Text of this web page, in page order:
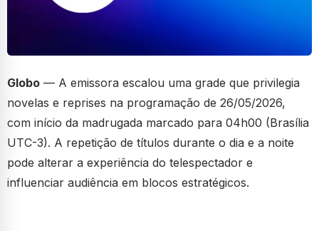
Globo — A emissora escalou uma grade que privilegia
novelas e reprises na programação de 26/05/2026,
com início da madrugada marcado para 04h00 (Brasília
UTC-3). A repetição de títulos durante o dia e a noite
pode alterar a experiência do telespectador e
influenciar audiência em blocos estratégicos.